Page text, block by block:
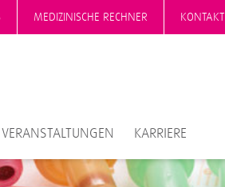
MEDIZINISCHE RECHNER KONTAKT
VERANSTALTUNGEN KARRIERE